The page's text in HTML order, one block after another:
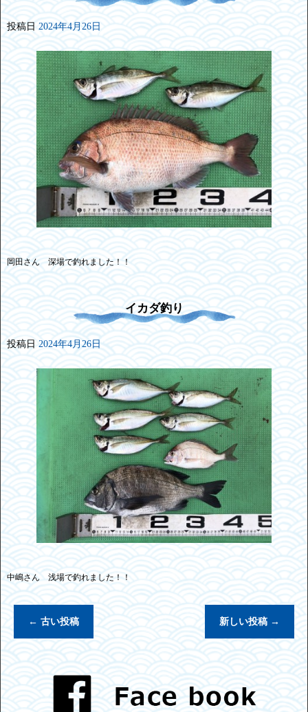
投稿日 2024年4月26日
岡田さん 深場で釣れました！！
イカダ釣り
投稿日 2024年4月26日
中嶋さん 浅場で釣れました！！
← 古い投稿 新しい投稿 →